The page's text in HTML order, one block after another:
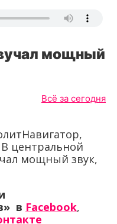
мощный
Всё за сегодня
центральной
мощный звук,
в Facebook,